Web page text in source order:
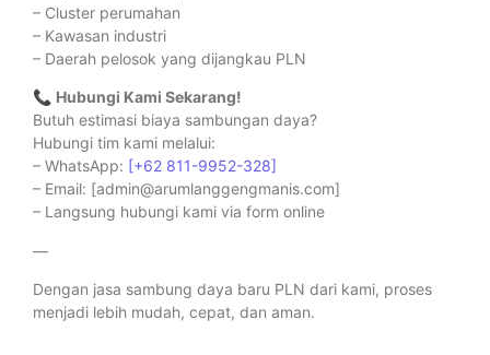
– Cluster perumahan
– Kawasan industri
– Daerah pelosok yang dijangkau PLN
📞 Hubungi Kami Sekarang!
Butuh estimasi biaya sambungan daya?
Hubungi tim kami melalui:
– WhatsApp: [+62 811-9952-328]
– Email: [admin@arumlanggengmanis.com]
– Langsung hubungi kami via form online
—
Dengan jasa sambung daya baru PLN dari kami, proses
menjadi lebih mudah, cepat, dan aman.